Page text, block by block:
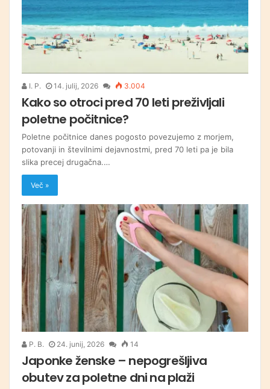
I. P. 14. julij, 2026 3.004
Kako so otroci pred 70 leti preživljali
poletne počitnice?
Poletne počitnice danes pogosto povezujemo z morjem,
potovanji in številnimi dejavnostmi, pred 70 leti pa je bila
slika precej drugačna.…
Več »
P. B. 24. junij, 2026 14
Japonke ženske – nepogrešljiva
obutev za poletne dni na plaži